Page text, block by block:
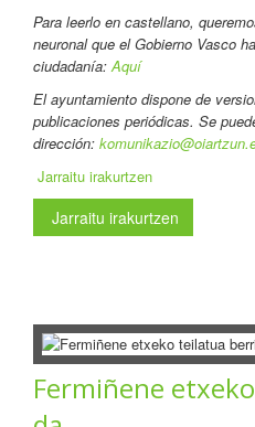
Para leerlo en castellano,
neuronal que el Gobierno Vasco
ciudadanía:Aquí
El ayuntamiento dispone de
publicaciones periódicas. Se
dirección:
Jarraitu irakurtzen
Jarraitu irakurtzen
Fermiñene